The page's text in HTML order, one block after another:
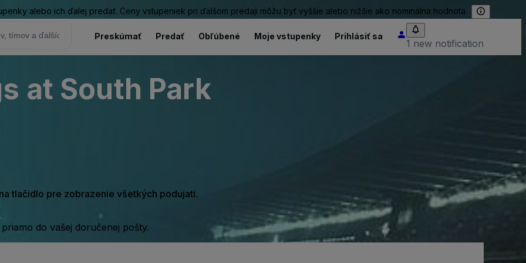
alebo ich ďalej predať. Ceny vstupeniek pri ďalšom predaji môžu byť vyššie alebo nižšie ako nominálna hodnota.
Preskúmať Predať Obľúbené Moje vstupenky Prihlásiť sa
1 new notification
at South Park
tlačidlo pre zobrazenie všetkých podujatí.
do vašej doručenej pošty.